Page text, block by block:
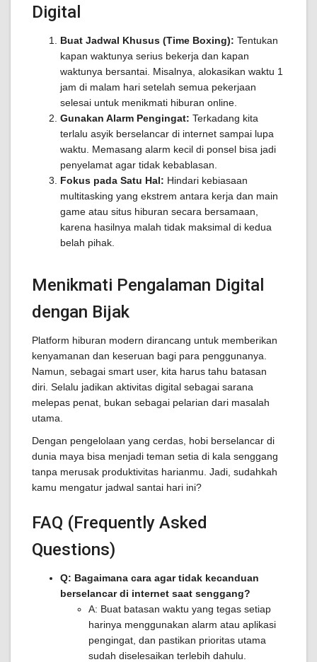
Digital
Buat Jadwal Khusus (Time Boxing): Tentukan
kapan waktunya serius bekerja dan kapan
waktunya bersantai. Misalnya, alokasikan waktu 1
jam di malam hari setelah semua pekerjaan
selesai untuk menikmati hiburan online.
Gunakan Alarm Pengingat: Terkadang kita
terlalu asyik berselancar di internet sampai lupa
waktu. Memasang alarm kecil di ponsel bisa jadi
penyelamat agar tidak kebablasan.
Fokus pada Satu Hal: Hindari kebiasaan
multitasking yang ekstrem antara kerja dan main
game atau situs hiburan secara bersamaan,
karena hasilnya malah tidak maksimal di kedua
belah pihak.
Menikmati Pengalaman Digital
dengan Bijak
Platform hiburan modern dirancang untuk memberikan
kenyamanan dan keseruan bagi para penggunanya.
Namun, sebagai smart user, kita harus tahu batasan
diri. Selalu jadikan aktivitas digital sebagai sarana
melepas penat, bukan sebagai pelarian dari masalah
utama.
Dengan pengelolaan yang cerdas, hobi berselancar di
dunia maya bisa menjadi teman setia di kala senggang
tanpa merusak produktivitas harianmu. Jadi, sudahkah
kamu mengatur jadwal santai hari ini?
FAQ (Frequently Asked
Questions)
Q: Bagaimana cara agar tidak kecanduan
berselancar di internet saat senggang?
A: Buat batasan waktu yang tegas setiap
harinya menggunakan alarm atau aplikasi
pengingat, dan pastikan prioritas utama
sudah diselesaikan terlebih dahulu.